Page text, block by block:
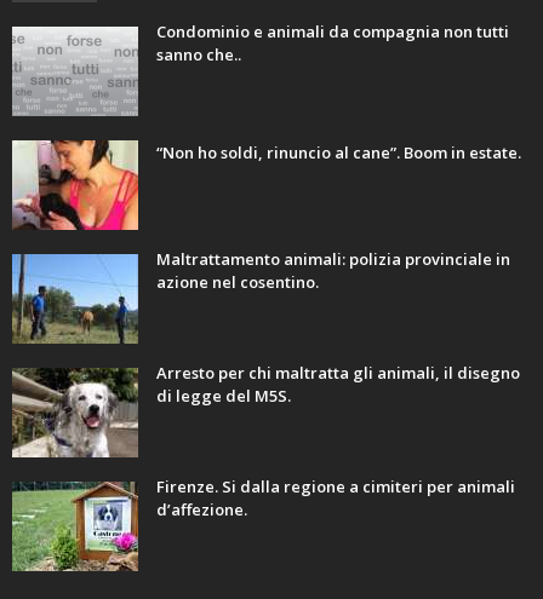
Condominio e animali da compagnia non tutti
sanno che..
“Non ho soldi, rinuncio al cane”. Boom in estate.
Maltrattamento animali: polizia provinciale in
azione nel cosentino.
Arresto per chi maltratta gli animali, il disegno
di legge del M5S.
Firenze. Si dalla regione a cimiteri per animali
d’affezione.